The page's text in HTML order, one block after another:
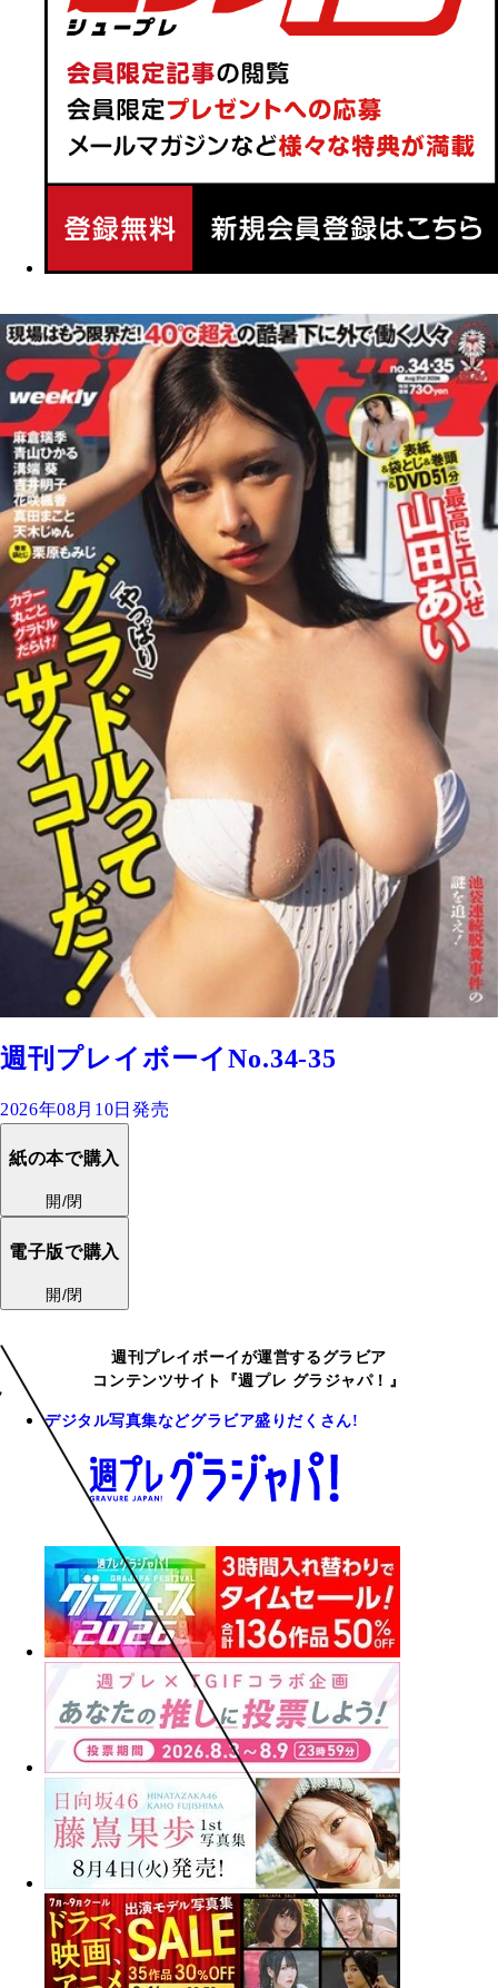
週刊プレイボーイNo.34-35
2026年08月10日発売
紙の本で購入
開/閉
電子版で購入
開/閉
週刊プレイボーイが運営するグラビア
コンテンツサイト『週プレ グラジャパ！』
デジタル写真集などグラビア盛りだくさん!